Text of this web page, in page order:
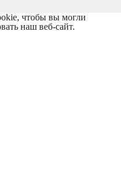
чтобы вы могли
наш веб-сайт.